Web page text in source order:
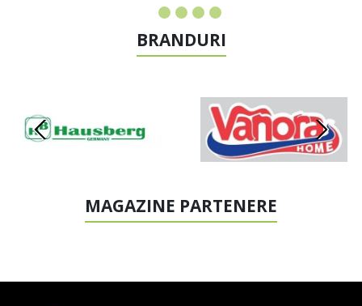
BRANDURI
MAGAZINE PARTENERE